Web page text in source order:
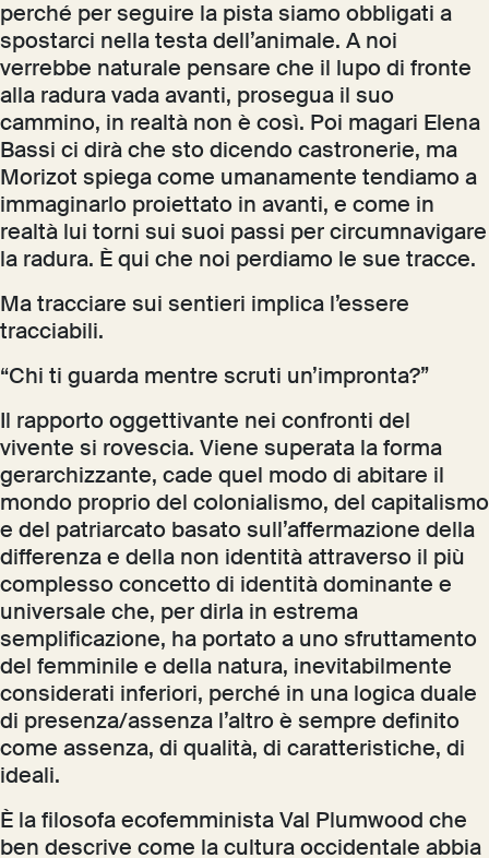
perché per seguire la pista siamo obbligati a
spostarci nella testa dell’animale. A noi
verrebbe naturale pensare che il lupo di fronte
alla radura vada avanti, prosegua il suo
cammino, in realtà non è così. Poi magari Elena
Bassi ci dirà che sto dicendo castronerie, ma
Morizot spiega come umanamente tendiamo a
immaginarlo proiettato in avanti, e come in
realtà lui torni sui suoi passi per circumnavigare
la radura. È qui che noi perdiamo le sue tracce.
Ma tracciare sui sentieri implica l’essere
tracciabili.
“Chi ti guarda mentre scruti un’impronta?”
Il rapporto oggettivante nei confronti del
vivente si rovescia. Viene superata la forma
gerarchizzante, cade quel modo di abitare il
mondo proprio del colonialismo, del capitalismo
e del patriarcato basato sull’affermazione della
differenza e della non identità attraverso il più
complesso concetto di identità dominante e
universale che, per dirla in estrema
semplificazione, ha portato a uno sfruttamento
del femminile e della natura, inevitabilmente
considerati inferiori, perché in una logica duale
di presenza/assenza l’altro è sempre definito
come assenza, di qualità, di caratteristiche, di
ideali.
È la filosofa ecofemminista Val Plumwood che
ben descrive come la cultura occidentale abbia